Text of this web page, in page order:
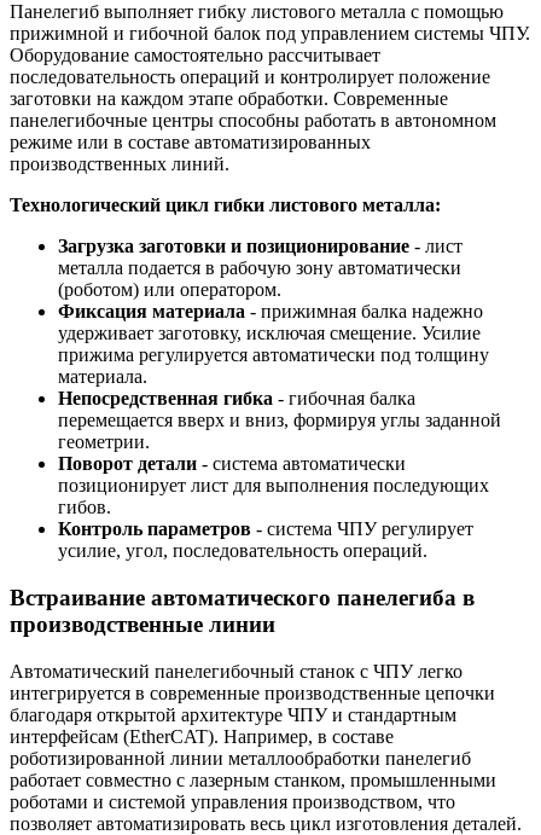
Панелегиб выполняет гибку листового металла с помощью
прижимной и гибочной балок под управлением системы ЧПУ.
Оборудование самостоятельно рассчитывает
последовательность операций и контролирует положение
заготовки на каждом этапе обработки. Современные
панелегибочные центры способны работать в автономном
режиме или в составе автоматизированных
производственных линий.
Технологический цикл гибки листового металла:
Загрузка заготовки и позиционирование - лист
металла подается в рабочую зону автоматически
(роботом) или оператором.
Фиксация материала - прижимная балка надежно
удерживает заготовку, исключая смещение. Усилие
прижима регулируется автоматически под толщину
материала.
Непосредственная гибка - гибочная балка
перемещается вверх и вниз, формируя углы заданной
геометрии.
Поворот детали - система автоматически
позиционирует лист для выполнения последующих
гибов.
Контроль параметров - система ЧПУ регулирует
усилие, угол, последовательность операций.
Встраивание автоматического панелегиба в
производственные линии
Автоматический панелегибочный станок с ЧПУ легко
интегрируется в современные производственные цепочки
благодаря открытой архитектуре ЧПУ и стандартным
интерфейсам (EtherCAT). Например, в составе
роботизированной линии металлообработки панелегиб
работает совместно с лазерным станком, промышленными
роботами и системой управления производством, что
позволяет автоматизировать весь цикл изготовления деталей.